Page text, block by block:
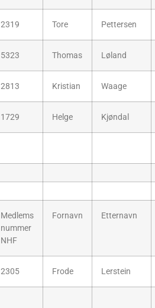
2319 Tore Pettersen
5323 Thomas Løland
2813 Kristian Waage
1729 Helge Kjøndal
Medlems
nummer
NHF
Fornavn Etternavn
2305 Frode Lerstein